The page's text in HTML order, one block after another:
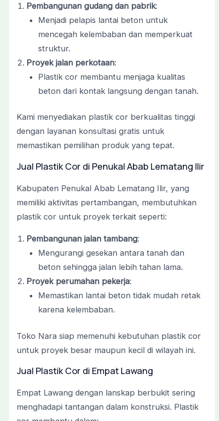
Pembangunan gudang dan pabrik:
Menjadi pelapis lantai beton untuk
mencegah kelembaban dan memperkuat
struktur.
Proyek jalan perkotaan:
Plastik cor membantu menjaga kualitas
beton dari kontak langsung dengan tanah.
Kami menyediakan plastik cor berkualitas tinggi
dengan layanan konsultasi gratis untuk
memastikan pemilihan produk yang tepat.
Jual Plastik Cor di Penukal Abab Lematang Ilir
Kabupaten Penukal Abab Lematang Ilir, yang
memiliki aktivitas pertambangan, membutuhkan
plastik cor untuk proyek terkait seperti:
Pembangunan jalan tambang:
Mengurangi gesekan antara tanah dan
beton sehingga jalan lebih tahan lama.
Proyek perumahan pekerja:
Memastikan lantai beton tidak mudah retak
karena kelembaban.
Toko Nara siap memenuhi kebutuhan plastik cor
untuk proyek besar maupun kecil di wilayah ini.
Jual Plastik Cor di Empat Lawang
Empat Lawang dengan lanskap berbukit sering
menghadapi tantangan dalam konstruksi. Plastik